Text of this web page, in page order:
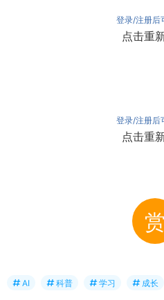
登录/注册后
点击重
登录/注册后
点击重
赏
AI 科普 学习 成长